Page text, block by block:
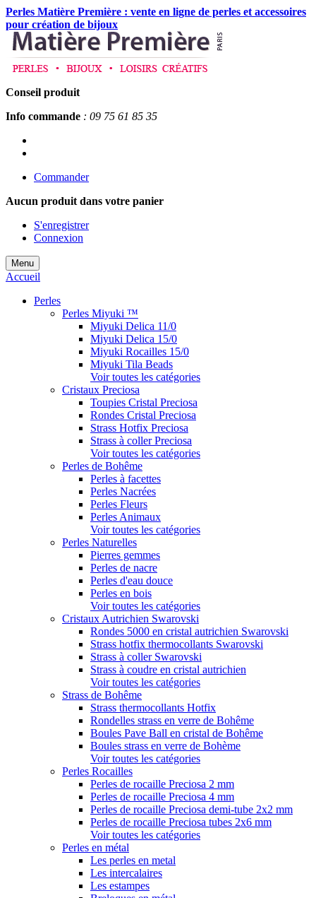
Perles Matière Première : vente en ligne de perles et accessoires
pour création de bijoux
Conseil produit
Info commande : 09 75 61 85 35
Commander
Aucun produit dans votre panier
S'enregistrer
Connexion
Menu
Accueil
Perles
Perles Miyuki ™
Miyuki Delica 11/0
Miyuki Delica 15/0
Miyuki Rocailles 15/0
Miyuki Tila Beads
Voir toutes les catégories
Cristaux Preciosa
Toupies Cristal Preciosa
Rondes Cristal Preciosa
Strass Hotfix Preciosa
Strass à coller Preciosa
Voir toutes les catégories
Perles de Bohême
Perles à facettes
Perles Nacrées
Perles Fleurs
Perles Animaux
Voir toutes les catégories
Perles Naturelles
Pierres gemmes
Perles de nacre
Perles d'eau douce
Perles en bois
Voir toutes les catégories
Cristaux Autrichien Swarovski
Rondes 5000 en cristal autrichien Swarovski
Strass hotfix thermocollants Swarovski
Strass à coller Swarovski
Strass à coudre en cristal autrichien
Voir toutes les catégories
Strass de Bohême
Strass thermocollants Hotfix
Rondelles strass en verre de Bohême
Boules Pave Ball en cristal de Bohême
Boules strass en verre de Bohème
Voir toutes les catégories
Perles Rocailles
Perles de rocaille Preciosa 2 mm
Perles de rocaille Preciosa 4 mm
Perles de rocaille Preciosa demi-tube 2x2 mm
Perles de rocaille Preciosa tubes 2x6 mm
Voir toutes les catégories
Perles en métal
Les perles en metal
Les intercalaires
Les estampes